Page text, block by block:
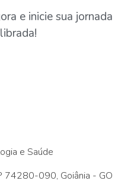
e inicie sua jornada
e Saúde
74280-090, Goiânia - GO